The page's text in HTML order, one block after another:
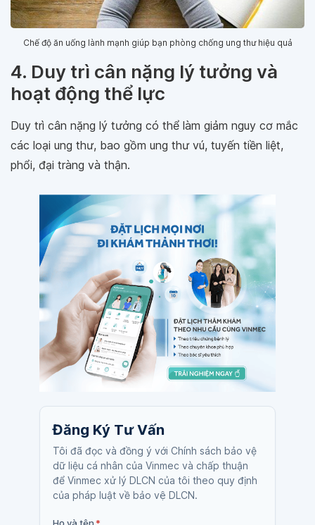
Chế độ ăn uống lành mạnh giúp bạn phòng chống ung thư hiệu quả
4. Duy trì cân nặng lý tưởng và
hoạt động thể lực
Duy trì cân nặng lý tưởng có thể làm giảm nguy cơ mắc
các loại ung thư, bao gồm ung thư vú, tuyến tiền liệt,
phổi, đại tràng và thận.
Đăng Ký Tư Vấn
Tôi đã đọc và đồng ý với Chính sách bảo vệ
dữ liệu cá nhân của Vinmec và chấp thuận
để Vinmec xử lý DLCN của tôi theo quy định
của pháp luật về bảo vệ DLCN.